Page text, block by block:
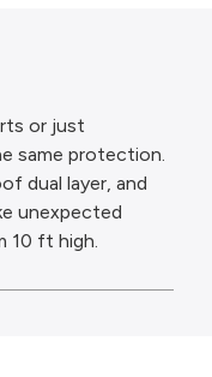
or just
same protection.
dual layer, and
unexpected
10 ft high.